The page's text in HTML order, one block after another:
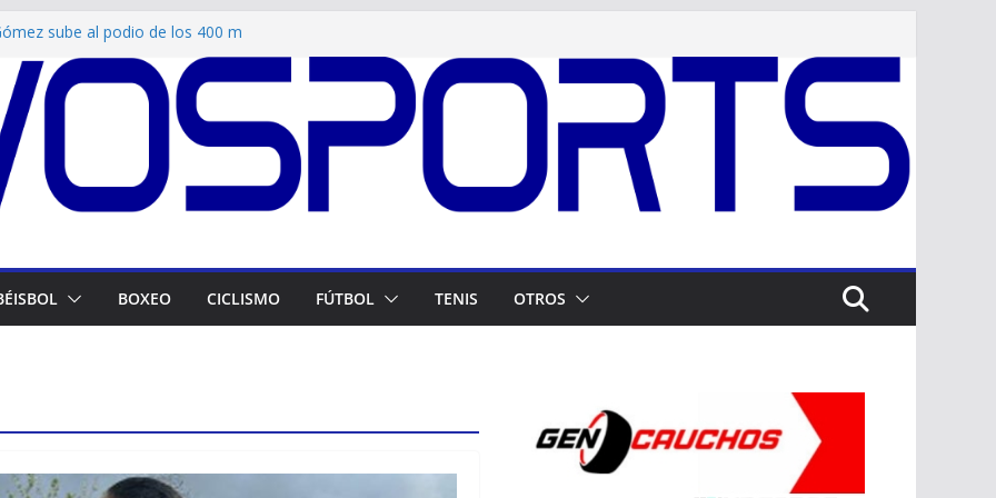
sube al podio de los 400 m
Wilyer Abreu comanda la ofensiva de
Esgrimistas venezolanos brillan con plata y
2026
entregan proyecto de ley para la
las Glorias Deportivas
Doblete de Messi para arrancar con fuerza
BOXEO CICLISMO FÚTBOL TENIS OTROS